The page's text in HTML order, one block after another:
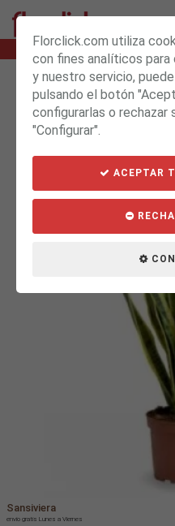
PLANTAS DE
Sansiviera
envío gratis Lunes a Viernes
Florclick.com utiliza
con fines analíticos
y nuestro servicio,
pulsando el botón
configurarlas o rechazar
"Configurar".
ACEPTAR